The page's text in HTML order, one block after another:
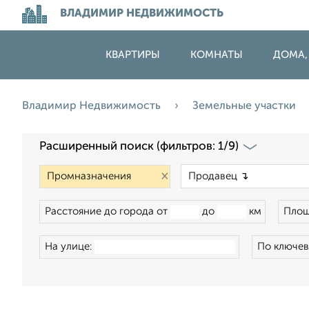
ВЛАДИМИР НЕДВИЖИМОСТЬ
КВАРТИРЫ КОМНАТЫ ДОМА,
Владимир Недвижимость Земельные участки
Расширенный поиск (фильтров: 1/9)
×
Расстояние до города от до км
На улице: По